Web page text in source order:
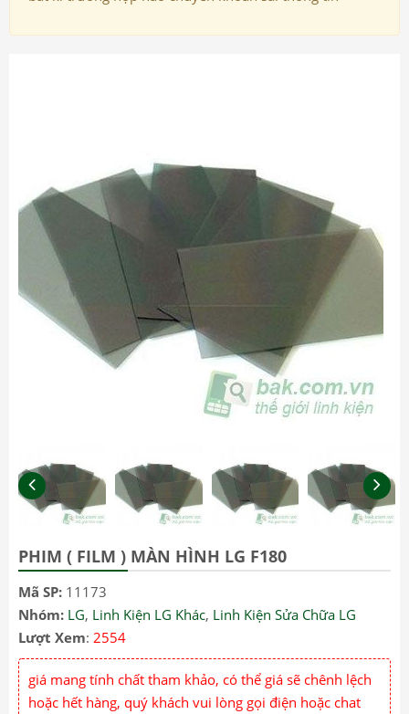
PHIM ( FILM ) MÀN HÌNH LG F180
Mã SP: 11173
Nhóm: LG, Linh Kiện LG Khác, Linh Kiện Sửa Chữa LG
Lượt Xem: 2554
giá mang tính chất tham khảo, có thể giá sẽ chênh lệch
hoặc hết hàng, quý khách vui lòng gọi điện hoặc chat